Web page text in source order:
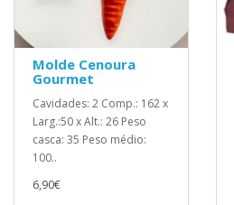
Molde Cenoura
Gourmet
Cavidades: 2 Comp.: 162 x
Larg.:50 x Alt.: 26 Peso
casca: 35 Peso médio:
100..
6,90€